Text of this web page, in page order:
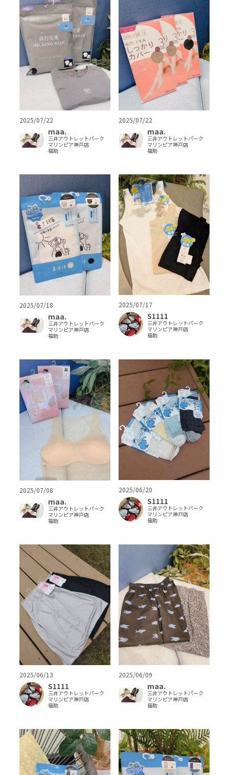
2025/07/22
maa.
三井アウトレットパーク
マリンピア神戸店
福助
2025/07/22
maa.
三井アウトレットパーク
マリンピア神戸店
福助
2025/07/18
maa.
三井アウトレットパーク
マリンピア神戸店
福助
2025/07/17
S1111
三井アウトレットパーク
マリンピア神戸店
福助
2025/07/08
maa.
三井アウトレットパーク
マリンピア神戸店
福助
2025/06/20
S1111
三井アウトレットパーク
マリンピア神戸店
福助
2025/06/13
S1111
三井アウトレットパーク
マリンピア神戸店
福助
2025/06/09
maa.
三井アウトレットパーク
マリンピア神戸店
福助